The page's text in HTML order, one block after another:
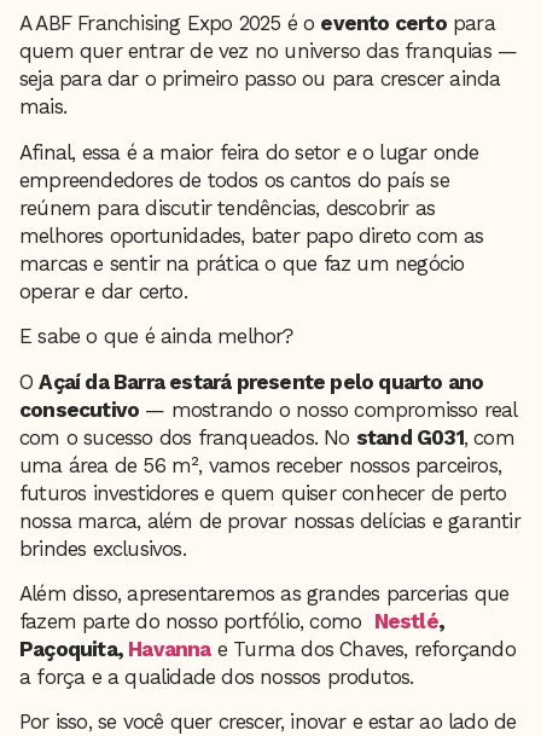
A ABF Franchising Expo 2025 é o evento certopara
quem quer entrar de vez no universo das franquias —
seja para dar o primeiro passo ou para crescer ainda
mais.
Afinal, essa é a maior feira do setor e o lugar onde
empreendedores de todos os cantos do país se
reúnem para discutir tendências, descobrir as
melhores oportunidades, bater papo direto com as
marcas e sentir na prática o que faz um negócio
operar e dar certo.
E sabe o que é ainda melhor?
OAçaí da Barra estará presente pelo quarto ano
consecutivo — mostrando o nosso compromisso real
com o sucesso dos franqueados. No stand G031, com
uma área de 56 m², vamos receber nossos parceiros,
futuros investidores e quem quiser conhecer de perto
nossa marca, além de provar nossas delícias e garantir
brindes exclusivos.
Além disso, apresentaremos as grandes parcerias que
fazem parte do nosso portfólio, como Nestlé,
Paçoquita, Havannae Turma dos Chaves, reforçando
a força e a qualidade dos nossos produtos.
Por isso, se você quer crescer, inovar e estar ao lado de